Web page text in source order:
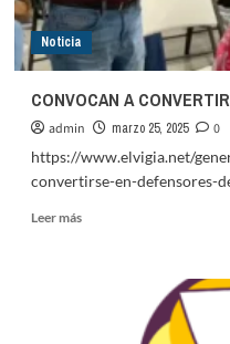
Noticia
CONVOCAN A
admin marzo 25, 2025
0
https://www.elvigia.net/
convertirse-en-defensores-
Leer másLeer
CONVERTIRSE